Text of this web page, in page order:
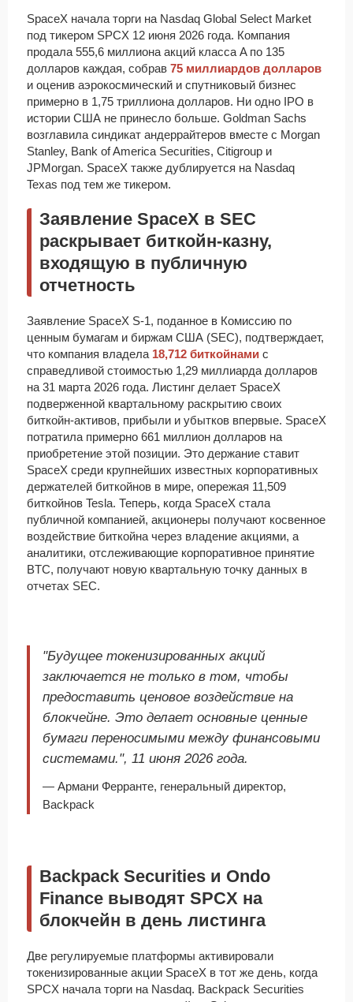
SpaceX начала торги на Nasdaq Global Select Market
под тикером SPCX 12 июня 2026 года. Компания
продала 555,6 миллиона акций класса A по 135
долларов каждая, собрав 75 миллиардов долларов
и оценив аэрокосмический и спутниковый бизнес
примерно в 1,75 триллиона долларов. Ни одно IPO в
истории США не принесло больше. Goldman Sachs
возглавила синдикат андеррайтеров вместе с Morgan
Stanley, Bank of America Securities, Citigroup и
JPMorgan. SpaceX также дублируется на Nasdaq
Texas под тем же тикером.
Заявление SpaceX в SEC
раскрывает биткойн-казну,
входящую в публичную
отчетность
Заявление SpaceX S-1, поданное в Комиссию по
ценным бумагам и биржам США (SEC), подтверждает,
что компания владела 18,712 биткойнами с
справедливой стоимостью 1,29 миллиарда долларов
на 31 марта 2026 года. Листинг делает SpaceX
подверженной квартальному раскрытию своих
биткойн-активов, прибыли и убытков впервые. SpaceX
потратила примерно 661 миллион долларов на
приобретение этой позиции. Это держание ставит
SpaceX среди крупнейших известных корпоративных
держателей биткойнов в мире, опережая 11,509
биткойнов Tesla. Теперь, когда SpaceX стала
публичной компанией, акционеры получают косвенное
воздействие биткойна через владение акциями, а
аналитики, отслеживающие корпоративное принятие
BTC, получают новую квартальную точку данных в
отчетах SEC.
"Будущее токенизированных акций
заключается не только в том, чтобы
предоставить ценовое воздействие на
блокчейне. Это делает основные ценные
бумаги переносимыми между финансовыми
системами.", 11 июня 2026 года.
— Армани Ферранте, генеральный директор,
Backpack
Backpack Securities и Ondo
Finance выводят SPCX на
блокчейн в день листинга
Две регулируемые платформы активировали
токенизированные акции SpaceX в тот же день, когда
SPCX начала торги на Nasdaq. Backpack Securities